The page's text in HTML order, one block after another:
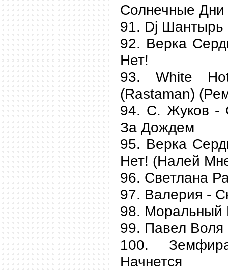
Солнечные
91. Dj Шантырь
92. Верка
Нет!
93. White
(Rastaman)
94. С. Жуков -
За Дождем
95. Верка
Нет! (Налей
96. Светлана
97. Валерия -
98. Моральный
99. Павел Воля
100.
Начнется